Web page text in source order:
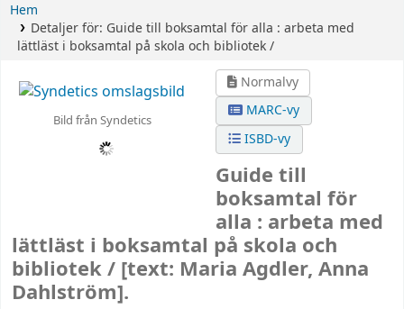
Hem
Detaljer för: Guide till boksamtal för alla : arbeta med
lättläst i boksamtal på skola och bibliotek /
Bild från Syndetics
Normalvy
MARC-vy
ISBD-vy
Guide till
boksamtal för
alla : arbeta med
lättläst i boksamtal på skola och
bibliotek / [text: Maria Agdler, Anna
Dahlström].